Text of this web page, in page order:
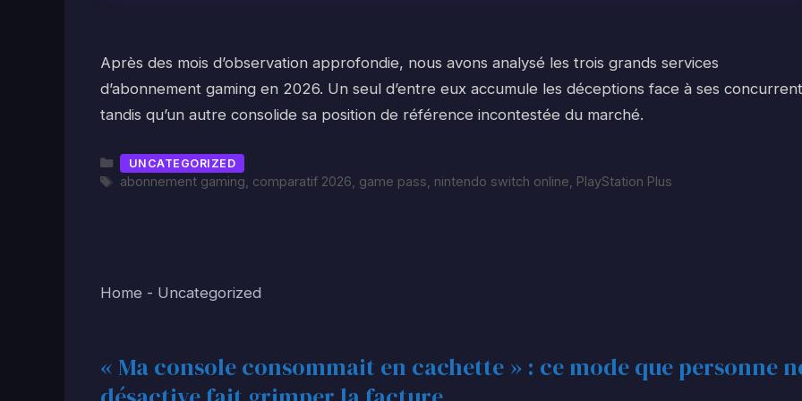
Après des mois d’observation approfondie, nous avons analysé les trois grands services
d’abonnement gaming en 2026. Un seul d’entre eux accumule les déceptions face à ses
tandis qu’un autre consolide sa position de référence incontestée du marché.
Catégories
UNCATEGORIZED
Étiquettes
abonnement gaming comparatif 2026 game pass nintendo switch online PlayStation Plus
Home - Uncategorized
« Ma console consommait en cachette » : ce mode que personne